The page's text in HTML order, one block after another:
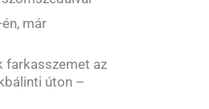
már
farkasszemet az
úton –